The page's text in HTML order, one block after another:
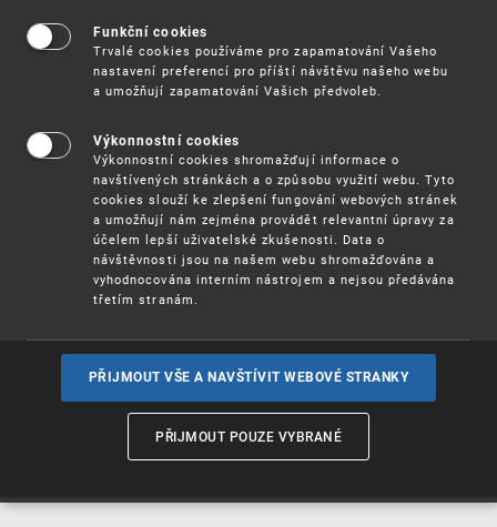
Vynálezy / Patenty
Užitnévzory
Ochrannéznámky
Označení původua zeměpisná
Funkční cookies
Trvalé cookies používáme pro zapamatování Vašeho
nastavení preferencí pro příští návštěvu našeho webu
a umožňují zapamatování Vašich předvoleb.
Výkonnostní cookies
Výkonnostní cookies shromažďují informace o
navštívených stránkách a o způsobu využití webu. Tyto
cookies slouží ke zlepšení fungování webových stránek
a umožňují nám zejména provádět relevantní úpravy za
účelem lepší uživatelské zkušenosti. Data o
návštěvnosti jsou na našem webu shromažďována a
vyhodnocována interním nástrojem a nejsou předávána
třetím stranám.
PŘIJMOUT VŠE A NAVŠTÍVIT WEBOVÉ STRANKY
PŘIJMOUT POUZE VYBRANÉ